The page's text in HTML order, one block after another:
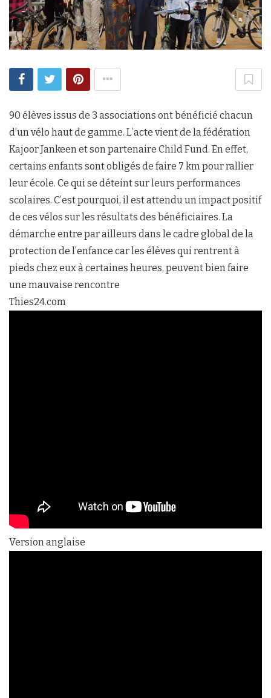
90 élèves issus de 3 associations ont bénéficié chacun
d’un vélo haut de gamme. L’acte vient de la fédération
Kajoor Jankeen et son partenaire Child Fund. En effet,
certains enfants sont obligés de faire 7 km pour rallier
leur école. Ce qui se déteint sur leurs performances
scolaires. C’est pourquoi, il est attendu un impact positif
de ces vélos sur les résultats des bénéficiaires. La
démarche entre par ailleurs dans le cadre global de la
protection de l’enfance car les élèves qui rentrent à
pieds chez eux à certaines heures, peuvent bien faire
une mauvaise rencontre
Thies24.com
Version anglaise